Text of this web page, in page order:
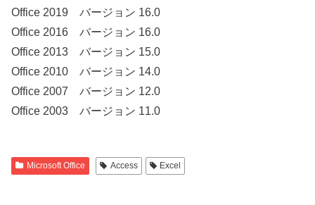
Office 2019 バージョン 16.0
Office 2016 バージョン 16.0
Office 2013 バージョン 15.0
Office 2010 バージョン 14.0
Office 2007 バージョン 12.0
Office 2003 バージョン 11.0
Microsoft Office Access Excel